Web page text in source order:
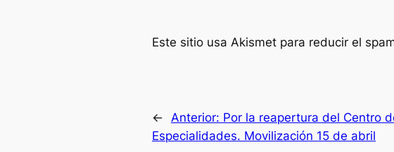
Este sitio usa Akismet para reducir el
← Anterior: Por la reapertura del Centro
Especialidades. Movilización 15 de abril